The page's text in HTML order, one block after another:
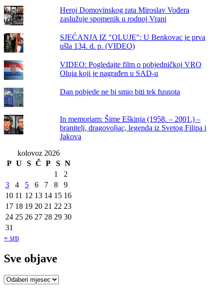
Heroj Domovinskog rata Miroslav Vođera
zaslužuje spomenik u rodnoj Vrani
SJEĆANJA IZ "OLUJE": U Benkovac je prva
ušla 134. d. p. (VIDEO)
VIDEO: Pogledajte film o pobjedničkoj VRO
Oluja koji je nagrađen u SAD-u
Dan pobjede ne bi smio biti tek fusnota
In memoriam: Šime Eškinja (1958. – 2001.) –
branitelj, dragovoljac, legenda iz Svetog Filipa i
Jakova
kolovoz 2026
P U S Č P S N
1
2
3
4 5 6 7 8
9
10 11 12 13 14 15 16
17 18 19 20 21 22 23
24 25 26 27 28 29 30
31
« srp
Sve objave
Sve